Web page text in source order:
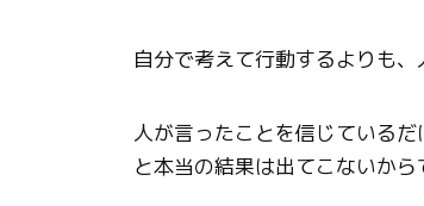
自分で考えて行動するよりも
人が言ったことを信じている
と本当の結果は出てこないから